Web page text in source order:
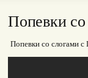
Попевки
Попевки со слогами